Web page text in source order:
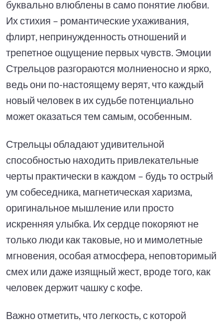
буквально влюблены в само понятие любви.
Их стихия – романтические ухаживания,
флирт, непринужденность отношений и
трепетное ощущение первых чувств. Эмоции
Стрельцов разгораются молниеносно и ярко,
ведь они по-настоящему верят, что каждый
новый человек в их судьбе потенциально
может оказаться тем самым, особенным.
Стрельцы обладают удивительной
способностью находить привлекательные
черты практически в каждом – будь то острый
ум собеседника, магнетическая харизма,
оригинальное мышление или просто
искренняя улыбка. Их сердце покоряют не
только люди как таковые, но и мимолетные
мгновения, особая атмосфера, неповторимый
смех или даже изящный жест, вроде того, как
человек держит чашку с кофе.
Важно отметить, что легкость, с которой